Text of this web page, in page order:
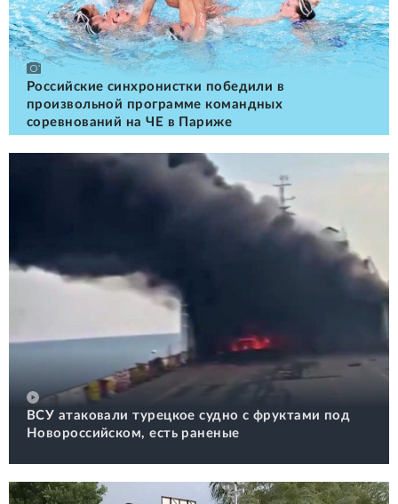
Российские cинхронистки победили в
произвольной программе командных
соревнований на ЧЕ в Париже
ВСУ атаковали турецкое судно с фруктами под
Новороссийском, есть раненые